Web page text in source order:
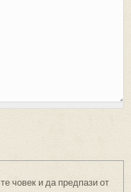
човек и да предпази от